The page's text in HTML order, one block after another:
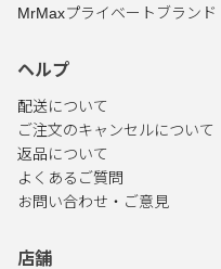
MrMaxプライベートブランド
ヘルプ
配送について
ご注文のキャンセルについて
返品について
よくあるご質問
お問い合わせ・ご意見
店舗